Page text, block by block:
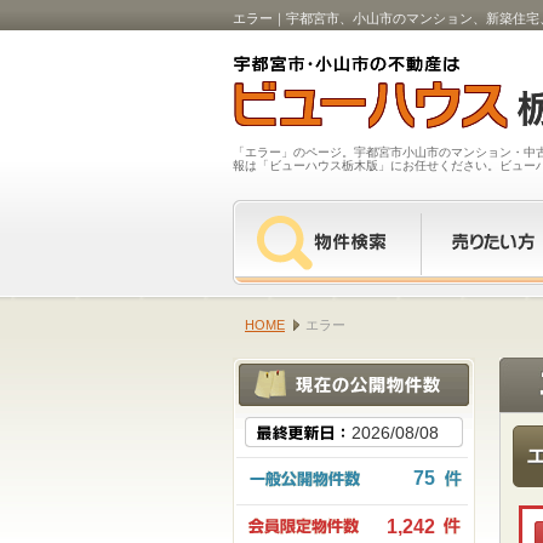
エラー｜宇都宮市、小山市のマンション、新築住
「エラー」のページ。宇都宮市小山市のマンション・
報は「ビューハウス栃木版」にお任せください。ビュー
HOME エラー
2026/08/08
75
1,242